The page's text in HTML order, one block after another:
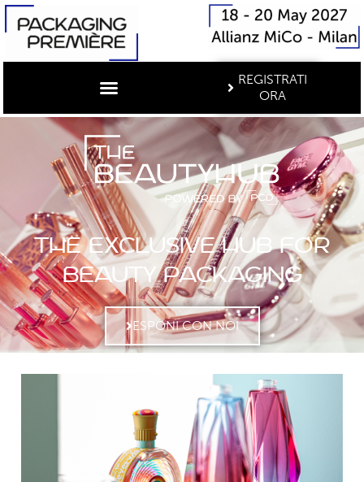
REGISTRATI
ORA
THE EXCLUSIVE HUB FOR
BEAUTY PACKAGING
ESPONI CON NOI